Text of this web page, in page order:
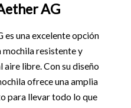
AG
es una excelente opción
mochila resistente y
aire libre. Con su diseño
ofrece una amplia
para llevar todo lo que